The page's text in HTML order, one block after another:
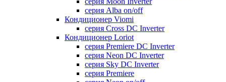
серия Alba on/off
Кондиционер Viomi
серия Cross DC Inverter
Кондиционер Loriot
серия Premiere DC Inverter
серия Neon DC Inverter
серия Sky DC Inverter
серия Premiere